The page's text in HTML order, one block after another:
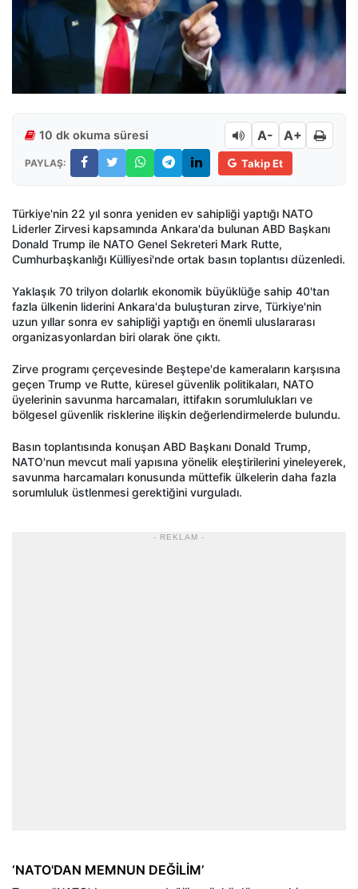
10 dk okuma süresi A- A+
PAYLAŞ: Takip Et
Türkiye'nin 22 yıl sonra yeniden ev sahipliği yaptığı NATO
Liderler Zirvesi kapsamında Ankara'da bulunan ABD Başkanı
Donald Trump ile NATO Genel Sekreteri Mark Rutte,
Cumhurbaşkanlığı Külliyesi'nde ortak basın toplantısı düzenledi.
Yaklaşık 70 trilyon dolarlık ekonomik büyüklüğe sahip 40'tan
fazla ülkenin liderini Ankara'da buluşturan zirve, Türkiye'nin
uzun yıllar sonra ev sahipliği yaptığı en önemli uluslararası
organizasyonlardan biri olarak öne çıktı.
Zirve programı çerçevesinde Beştepe'de kameraların karşısına
geçen Trump ve Rutte, küresel güvenlik politikaları, NATO
üyelerinin savunma harcamaları, ittifakın sorumlulukları ve
bölgesel güvenlik risklerine ilişkin değerlendirmelerde bulundu.
Basın toplantısında konuşan ABD Başkanı Donald Trump,
NATO'nun mevcut mali yapısına yönelik eleştirilerini yineleyerek,
savunma harcamaları konusunda müttefik ülkelerin daha fazla
sorumluluk üstlenmesi gerektiğini vurguladı.
- REKLAM -
‘NATO'DAN MEMNUN DEĞİLİM’